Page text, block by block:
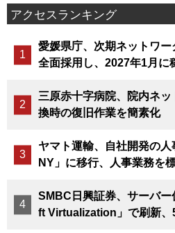
アクセスランキング
愛媛県庁、次期ネットワ
全面採用し、2027年1月に
三原赤十字病院、院内ネ
換時の復旧作業を簡素化
ヤマト運輸、自社開発の
NY」に移行、人事業務を
SMBC日興証券、サーバ
ft Virtualization」で刷新、